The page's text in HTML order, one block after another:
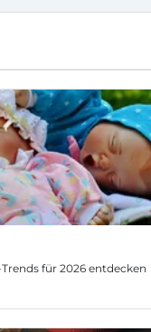
für 2026 entdecken